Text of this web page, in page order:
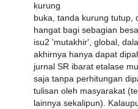
kurung
buka, tanda kurung tutup,
hangat bagi sebagian
isu2 'mutakhir', global,
akhirnya hanya dapat
jurnal SR ibarat etalase
saja tanpa perhitungan
tulisan oleh masyarakat
lainnya sekalipun).